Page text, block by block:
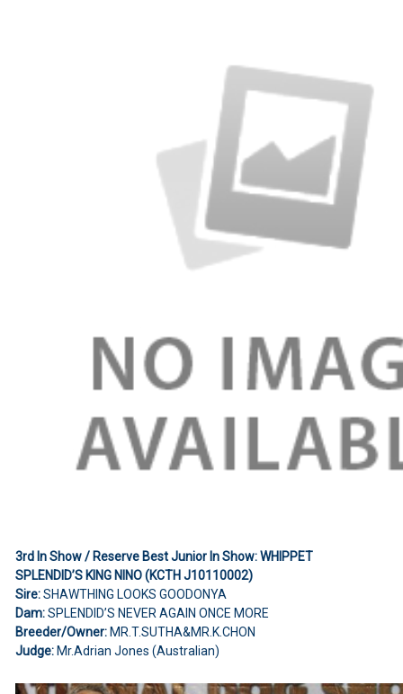
3rd In Show / Reserve Best Junior In Show: WHIPPET
SPLENDID’S KING NINO (KCTH J10110002)
Sire:SHAWTHING LOOKS GOODONYA
Dam:SPLENDID’S NEVER AGAIN ONCE MORE
Breeder/Owner:MR.T.SUTHA&MR.K.CHON
Judge:Mr.Adrian Jones (Australian)